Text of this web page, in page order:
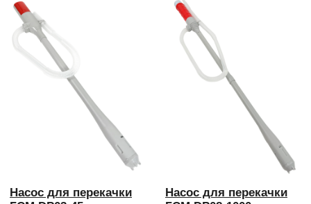
В корзину
Купить в розницу